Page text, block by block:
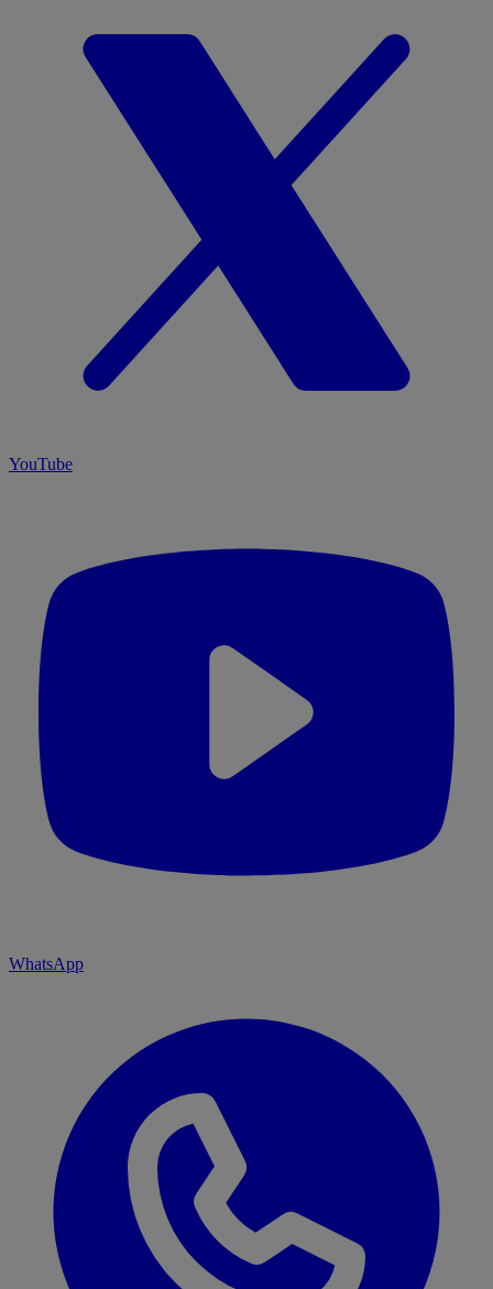
YouTube
WhatsApp